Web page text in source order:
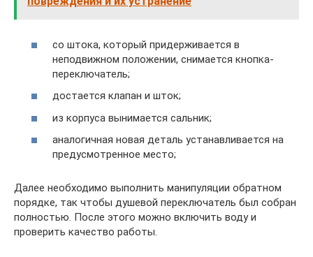
со штока, который придерживается в
неподвижном положении, снимается кнопка-
переключатель;
достается клапан и шток;
из корпуса вынимается сальник;
аналогичная новая деталь устанавливается на
предусмотренное место;
Далее необходимо выполнить манипуляции обратном
порядке, так чтобы душевой переключатель был собран
полностью. После этого можно включить воду и
проверить качество работы.